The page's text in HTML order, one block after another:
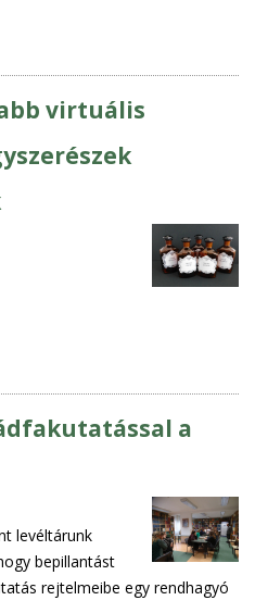
virtuális
a
levéltárunk
bepillantást
rejtelmeibe egy rendhagyó